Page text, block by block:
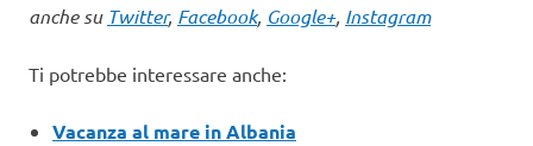
anche su Twitter, Facebook, Google+, Instagram
Ti potrebbe interessare anche:
Vacanza al mare in Albania